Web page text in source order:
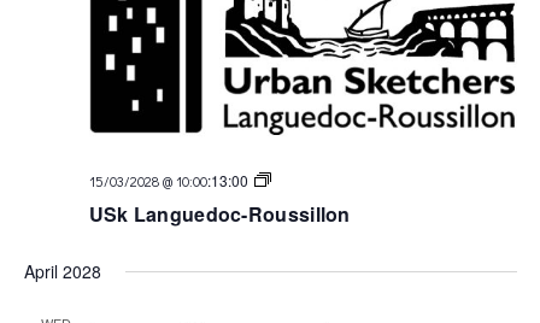
15/03/2028 @ 10:00:13:00
USk
USk Languedoc-Roussillon
April 2028